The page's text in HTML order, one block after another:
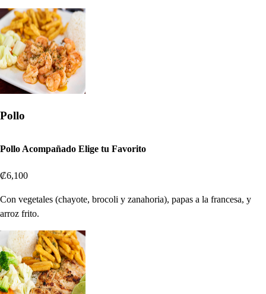
Pollo
Pollo Acompañado Elige tu Favorito
₡6,100
Con vegetales (chayote, brocoli y zanahoria), papas a la francesa, y
arroz frito.